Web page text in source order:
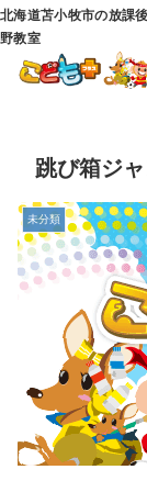
北海道苫小牧市の放課
野教室
跳び箱ジ
未分類